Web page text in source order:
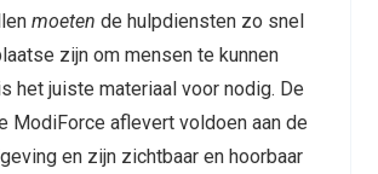
moeten de hulpdiensten zo snel
zijn om mensen te kunnen
het juiste materiaal voor nodig. De
ModiForce aflevert voldoen aan de
en zijn zichtbaar en hoorbaar